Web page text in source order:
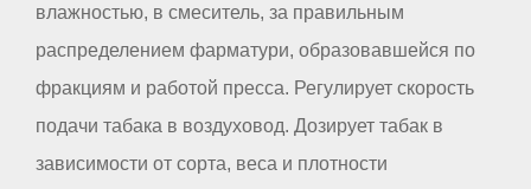
влажностью, в смеситель, за правильным
распределением фарматури, образовавшейся по
фракциям и работой пресса. Регулирует скорость
подачи табака в воздуховод. Дозирует табак в
зависимости от сорта, веса и плотности